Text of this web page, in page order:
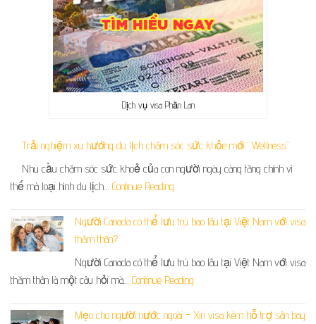
Dịch vụ visa Phần Lan
Trải nghiệm xu hướng du lịch chăm sóc sức khỏe mới “Wellness”
Nhu cầu chăm sóc sức khoẻ của con người ngày càng tăng chính vì
thế mà loại hình du lịch… Continue Reading
Người Canada có thể lưu trú bao lâu tại Việt Nam với visa
thăm thân?
Người Canada có thể lưu trú bao lâu tại Việt Nam với visa
thăm thân là một câu hỏi mà… Continue Reading
Mẹo cho người nước ngoài – Xin visa kèm hỗ trợ sân bay